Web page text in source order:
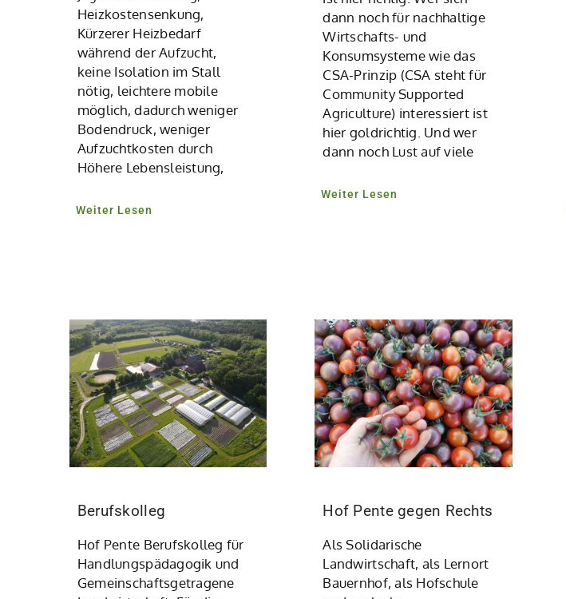
Heizkostensenkung,
Kürzerer Heizbedarf
während der Aufzucht,
keine Isolation im Stall
nötig, leichtere mobile
möglich, dadurch weniger
Bodendruck, weniger
Aufzuchtkosten durch
Höhere Lebensleistung,
Weiter Lesen
dann noch für nachhaltige
Wirtschafts- und
Konsumsysteme wie das
CSA-Prinzip (CSA steht für
Community Supported
Agriculture) interessiert ist
hier goldrichtig. Und wer
dann noch Lust auf viele
Weiter Lesen
Berufskolleg
Hof Pente Berufskolleg für
Handlungspädagogik und
Gemeinschaftsgetragene
Hof Pente gegen Rechts
Als Solidarische
Landwirtschaft, als Lernort
Bauernhof, als Hofschule